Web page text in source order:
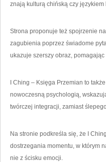
znają kulturą chińską czy językiem
Strona proponuje też spojrzenie
zagubienia poprzez świadome
ukazuje szerszy obraz,
I Ching – Księga Przemian to
nowoczesną psychologią,
twórczej integracji, zamiast
Na stronie podkreśla się, że I
dostrzegania momentu, w którym
nie z ścisku emocji.